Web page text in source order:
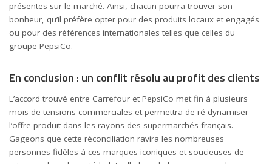
présentes sur le marché. Ainsi, chacun pourra trouver son
bonheur, qu’il préfère opter pour des produits locaux et engagés
ou pour des références internationales telles que celles du
groupe PepsiCo.
En conclusion : un conflit résolu au profit des clients
L’accord trouvé entre Carrefour et PepsiCo met fin à plusieurs
mois de tensions commerciales et permettra de ré-dynamiser
l’offre produit dans les rayons des supermarchés français.
Gageons que cette réconciliation ravira les nombreuses
personnes fidèles à ces marques iconiques et soucieuses de